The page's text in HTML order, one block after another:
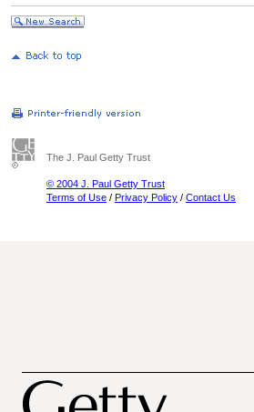
The J. Paul Getty Trust
© 2004 J. Paul Getty Trust
Terms of Use / Privacy Policy / Contact Us